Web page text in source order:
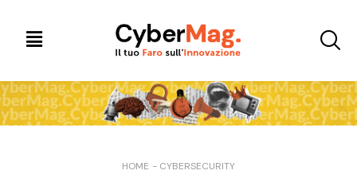
HOME - CYBERSECURITY